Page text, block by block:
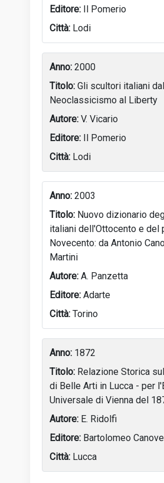
Il Pomerio
Lodi
2000
Gli scultori italiani dal
Neoclassicismo al Liberty
V. Vicario
Il Pomerio
Lodi
2003
Nuovo dizionario
italiani dell'Ottocento e del
Novecento: da Antonio
Martini
A. Panzetta
Adarte
Torino
1872
Relazione Storica
di Belle Arti in Lucca - per
Universale di Vienna del
E. Ridolfi
Bartolomeo
Lucca